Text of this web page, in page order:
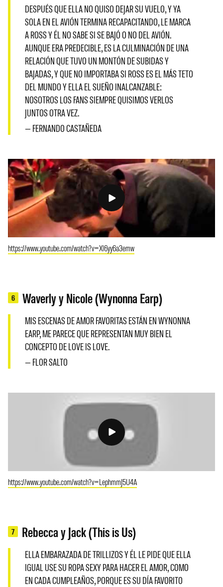
DESPUÉS QUE ELLA NO QUISO DEJAR SU VUELO, Y YA
SOLA EN EL AVIÓN TERMINA RECAPACITANDO, LE MARCA
A ROSS Y ÉL NO SABE SI SE BAJÓ O NO DEL AVIÓN.
AUNQUE ERA PREDECIBLE, ES LA CULMINACIÓN DE UNA
RELACIÓN QUE TUVO UN MONTÓN DE SUBIDAS Y
BAJADAS, Y QUE NO IMPORTABA SI ROSS ES EL MÁS TETO
DEL MUNDO Y ELLA EL SUEÑO INALCANZABLE:
NOSOTROS LOS FANS SIEMPRE QUISIMOS VERLOS
JUNTOS OTRA VEZ.
— FERNANDO CASTAÑEDA
https://www.youtube.com/watch?v=Xl6yy6a3emw
6 Waverly y Nicole (Wynonna Earp)
MIS ESCENAS DE AMOR FAVORITAS ESTÁN EN WYNONNA
EARP, ME PARECE QUE REPRESENTAN MUY BIEN EL
CONCEPTO DE LOVE IS LOVE.
— FLOR SALTO
https://www.youtube.com/watch?v=LephmmJ5U4A
7 Rebecca y Jack (This is Us)
ELLA EMBARAZADA DE TRILLIZOS Y ÉL LE PIDE QUE ELLA
IGUAL USE SU ROPA SEXY PARA HACER EL AMOR, COMO
EN CADA CUMPLEAÑOS, PORQUE ES SU DÍA FAVORITO